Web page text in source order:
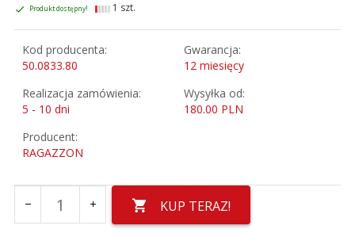
Produkt dostępny! 1 szt.
Kod producenta:
50.0833.80
Gwarancja:
12 miesięcy
Realizacja zamówienia:
5 - 10 dni
Wysyłka od:
180.00 PLN
Producent:
RAGAZZON
KUP TERAZ!